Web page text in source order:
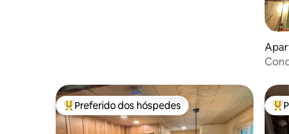
Entre os melhores preferidos dos hóspedes
Preferido dos hóspedes